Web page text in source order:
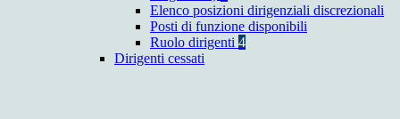
Elenco posizioni dirigenziali discrezionali
Posti di funzione disponibili
Ruolo dirigenti 4
Dirigenti cessati